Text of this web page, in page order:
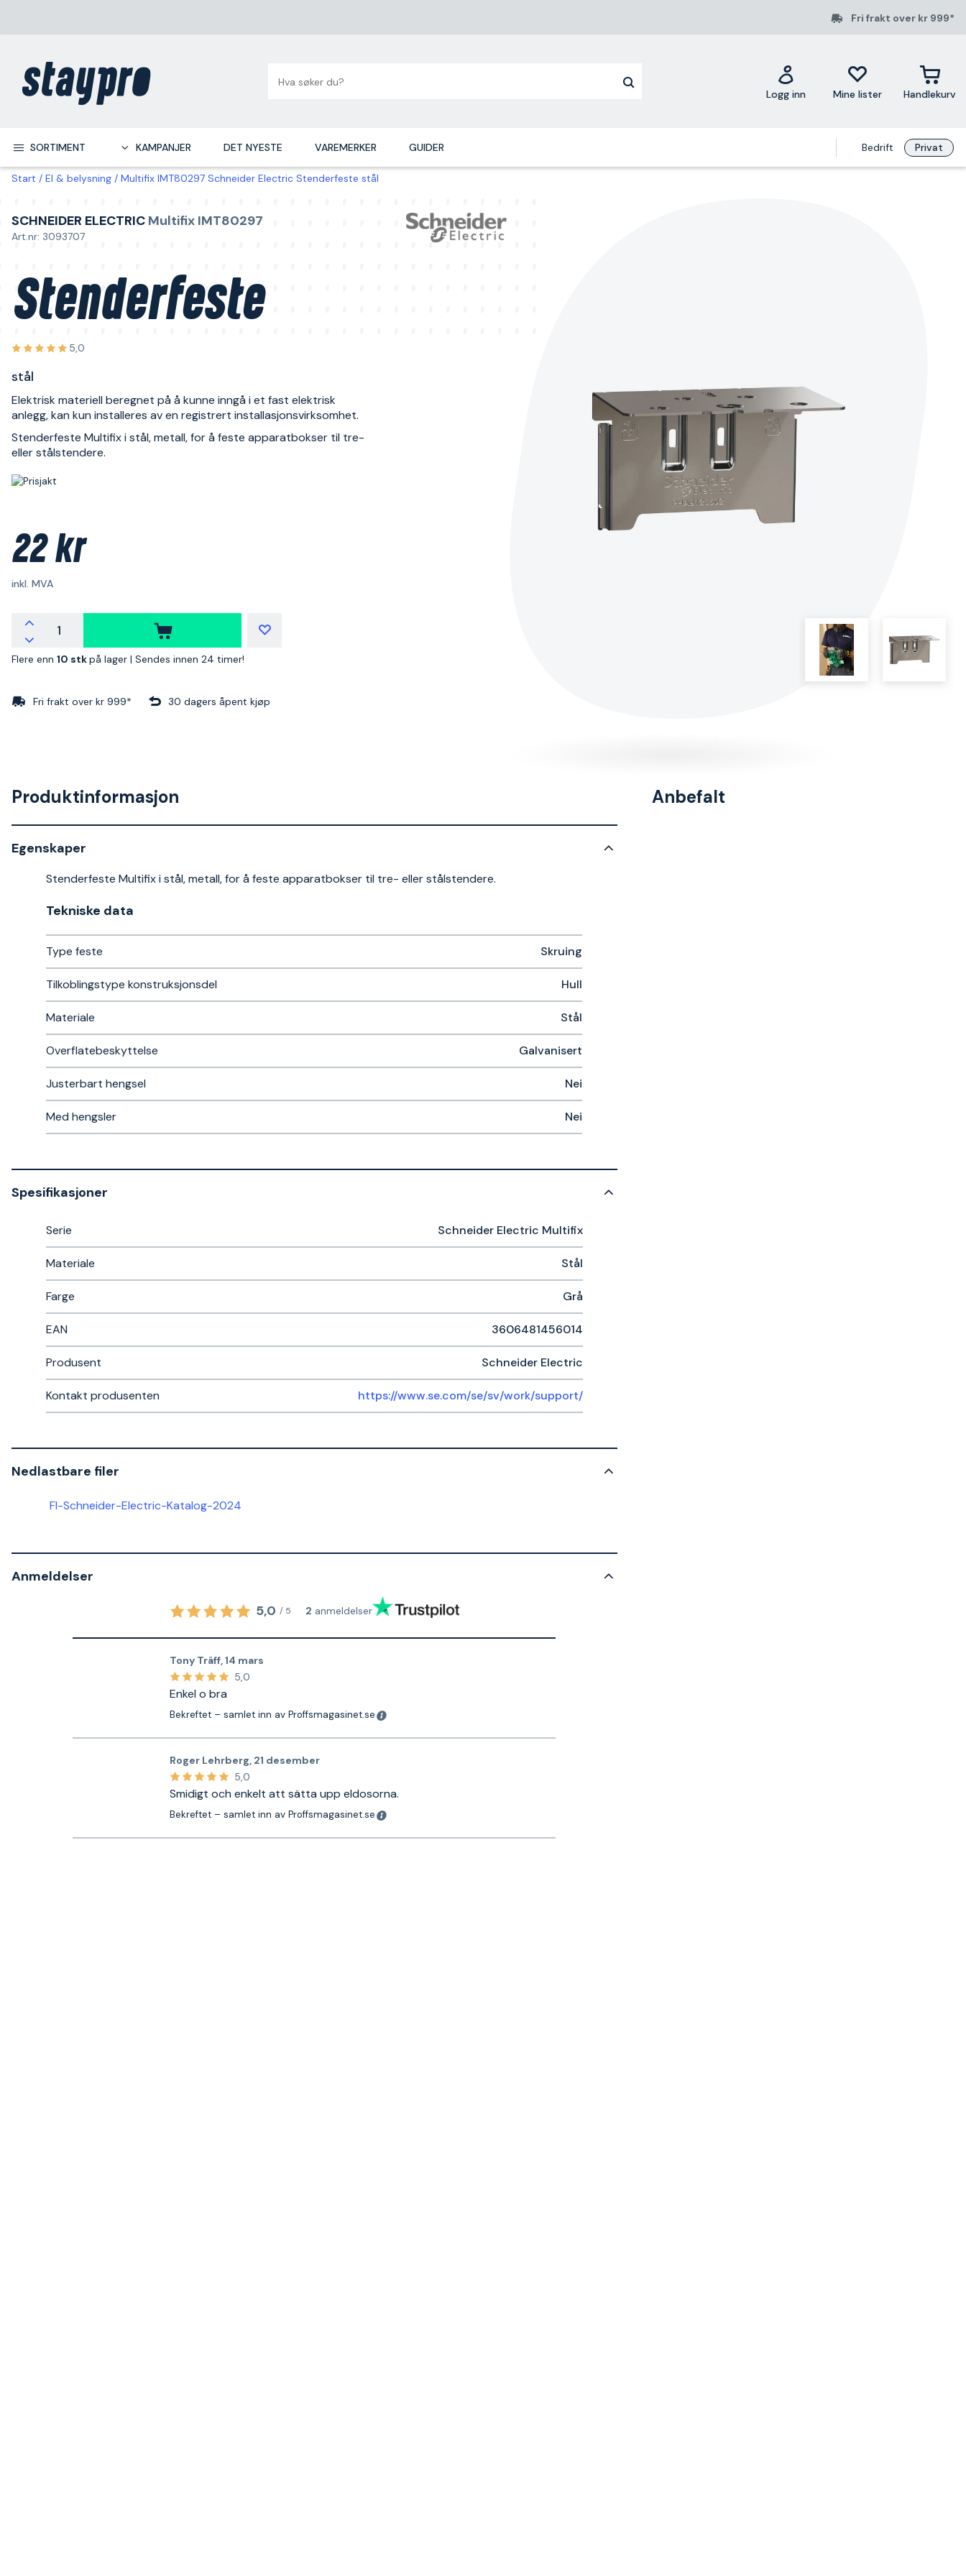
Fri frakt over kr 999*
Logg inn Mine lister Handlekurv
SORTIMENT KAMPANJER DET NYESTE VAREMERKER GUIDER Bedrift Privat
Start El & belysning Multifix IMT80297 Schneider Electric Stenderfeste stål
SCHNEIDER ELECTRIC Multifix IMT80297
Art.nr: 3093707
Stenderfeste
5,0
stål
Elektrisk materiell beregnet på å kunne inngå i et fast elektrisk
anlegg, kan kun installeres av en registrert installasjonsvirksomhet.
Stenderfeste Multifix i stål, metall, for å feste apparatbokser til tre-
eller stålstendere.
22 kr
inkl. MVA
Flere enn 10 stkpå lager | Sendes innen 24 timer!
Fri frakt over kr 999* 30 dagers åpent kjøp
Produktinformasjon
Egenskaper
Stenderfeste Multifix i stål, metall, for å feste apparatbokser til tre- eller stålstendere.
Tekniske data​
Type feste Skruing
Tilkoblingstype konstruksjonsdel Hull
Materiale Stål
Overflatebeskyttelse Galvanisert
Justerbart hengsel Nei
Med hengsler Nei
Spesifikasjoner
Serie Schneider Electric Multifix
Materiale Stål
Farge Grå
EAN 3606481456014
Produsent Schneider Electric
Kontakt produsenten https://www.se.com/se/sv/work/support/
Nedlastbare filer
FI-Schneider-Electric-Katalog-2024
Anmeldelser
5,0 / 5 2 anmeldelser
Tony Träff,14 mars
5,0
Enkel o bra
Bekreftet – samlet inn av Proffsmagasinet.se
Roger Lehrberg, 21 desember
5,0
Smidigt och enkelt att sätta upp eldosorna.
Bekreftet – samlet inn av Proffsmagasinet.se
Anbefalt